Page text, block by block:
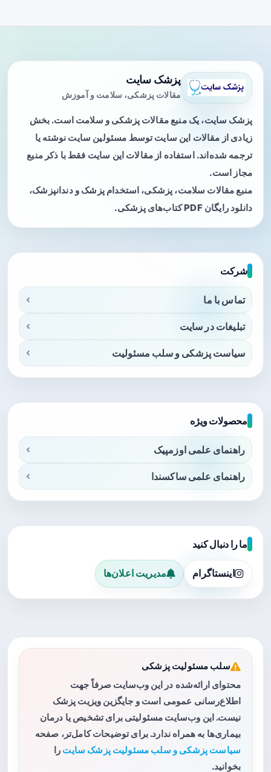
پزشک سایت
مقالات پزشکی، سلامت و آموزش
پزشک سایت، یک منبع مقالات پزشکی و سلامت است. بخش
زیادی از مقالات این سایت توسط مسئولین سایت نوشته یا
ترجمه شده‌اند. استفاده از مقالات این سایت فقط با ذکر منبع
مجاز است.
منبع مقالات سلامت، پزشکی، استخدام پزشک و دندانپزشک،
دانلود رایگان PDF کتاب‌های پزشکی.
شرکت
تماس با ما
تبلیغات در سایت
سیاست پزشکی و سلب مسئولیت
محصولات ویژه
راهنمای علمی اوزمپیک
راهنمای علمی ساکسندا
ما را دنبال کنید
اینستاگرام مدیریت اعلان‌ها
سلب مسئولیت پزشکی
محتوای ارائه‌شده در این وب‌سایت صرفاً جهت
اطلاع‌رسانی عمومی است و جایگزین ویزیت پزشک
نیست. این وب‌سایت مسئولیتی برای تشخیص یا درمان
بیماری‌ها به همراه ندارد. برای توضیحات کامل‌تر، صفحه
سیاست پزشکی و سلب مسئولیت پزشک سایت را
بخوانید.